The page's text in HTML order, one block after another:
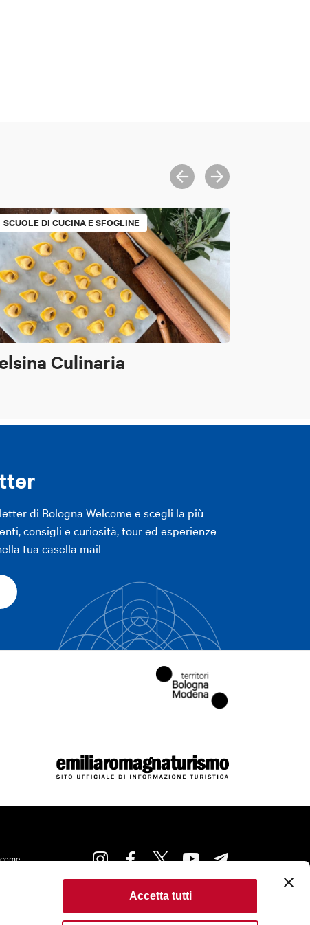
Accetta tutti
SCUOLE DI CUCINA E SFOGLINE
Culinaria
di Bologna Welcome e scegli la più
consigli e curiosità, tour ed esperienze
tua casella mail
Condizioni di Utilizzo
Criteri di pubblicazione